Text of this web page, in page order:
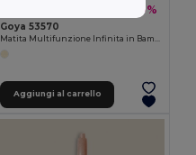
-9%
Goya 53570
Aggiungi al carrello